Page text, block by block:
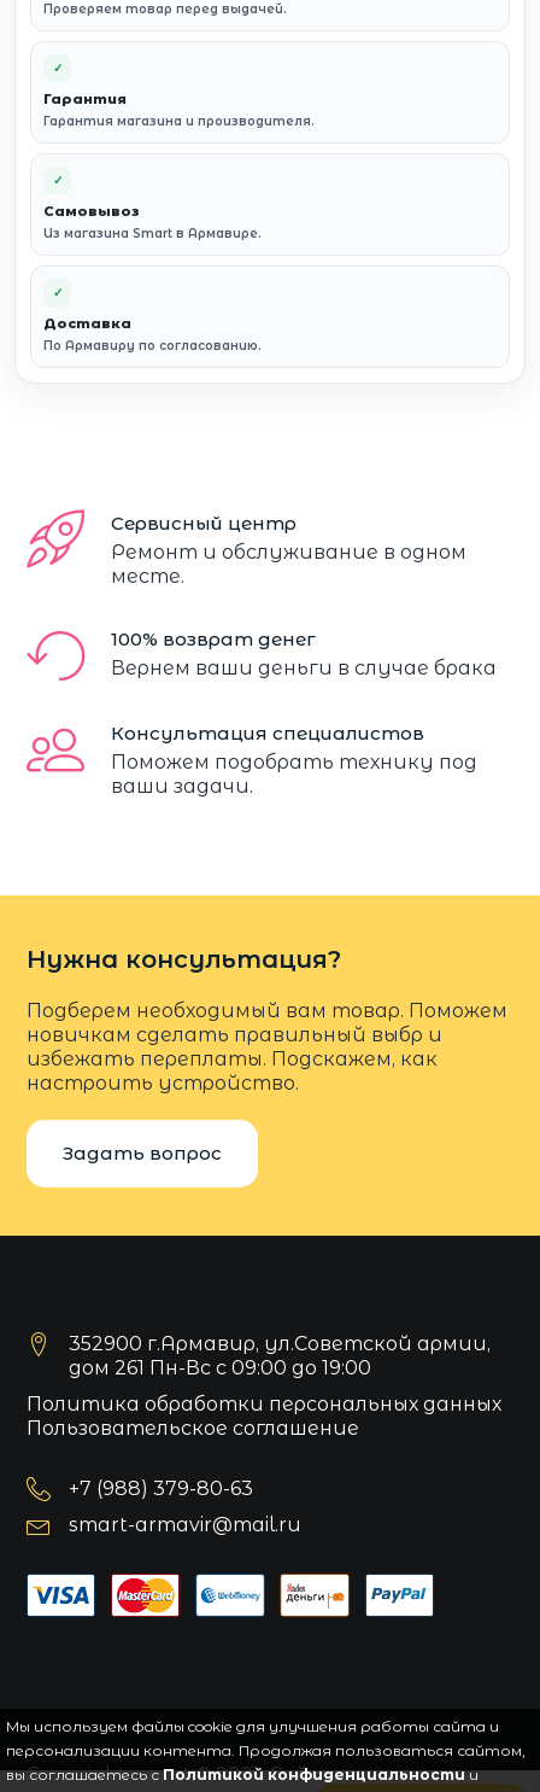
Проверяем товар перед выдачей.
✓
Гарантия
Гарантия магазина и производителя.
✓
Самовывоз
Из магазина Smart в Армавире.
✓
Доставка
По Армавиру по согласованию.
Сервисный центр
Ремонт и обслуживание в одном
месте.
100% возврат денег
Вернем ваши деньги в случае брака
Консультация специалистов
Поможем подобрать технику под
ваши задачи.
Нужна консультация?
Подберем необходимый вам товар. Поможем
новичкам сделать правильный выбр и
избежать переплаты. Подскажем, как
настроить устройство.
Задать вопрос
352900 г.Армавир, ул.Советской армии,
дом 261 Пн-Вс с 09:00 до 19:00
Политика обработки персональных данных
Пользовательское соглашение
+7 (988) 379-80-63
smart-armavir@mail.ru
Copyrightsmart© 2021.Сайт управляется
Мы используем файлы cookie для улучшения работы сайта и
персонализации контента. Продолжая пользоваться сайтом,
вы соглашаетесь сПолитикой конфиденциальностии